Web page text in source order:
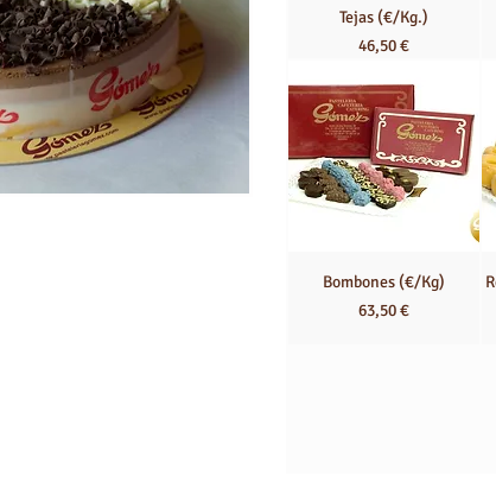
Tejas (€/Kg.)
Precio
46,50 €
Bombones (€/Kg)
Precio
63,50 €